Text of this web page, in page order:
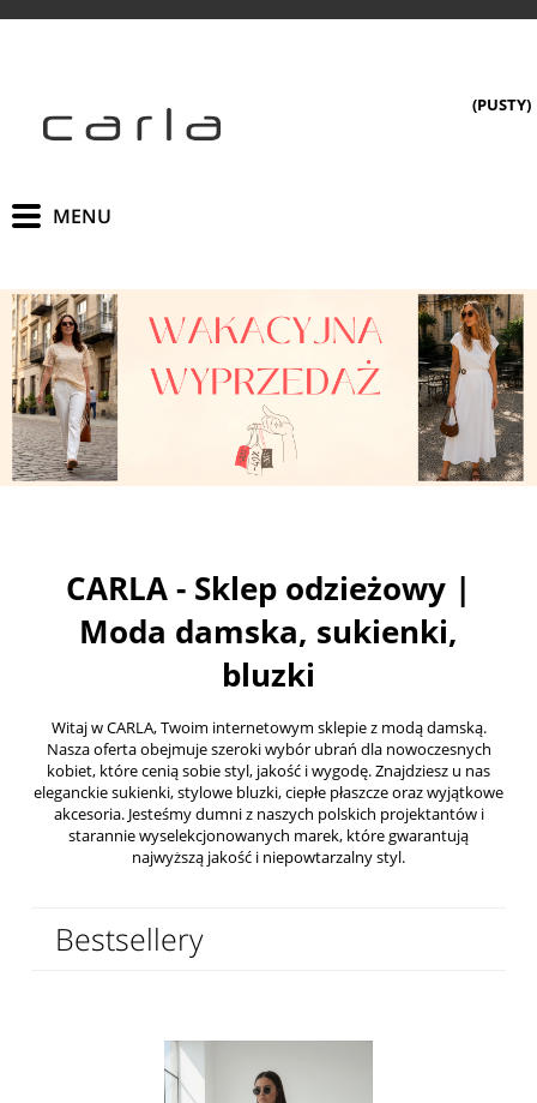
(PUSTY)
CARLA - Sklep odzieżowy |
Moda damska, sukienki,
bluzki
Witaj w CARLA, Twoim internetowym sklepie z modą damską.
Nasza oferta obejmuje szeroki wybór ubrań dla nowoczesnych
kobiet, które cenią sobie styl, jakość i wygodę. Znajdziesz u nas
eleganckie sukienki, stylowe bluzki, ciepłe płaszcze oraz wyjątkowe
akcesoria. Jesteśmy dumni z naszych polskich projektantów i
starannie wyselekcjonowanych marek, które gwarantują
najwyższą jakość i niepowtarzalny styl.
Bestsellery